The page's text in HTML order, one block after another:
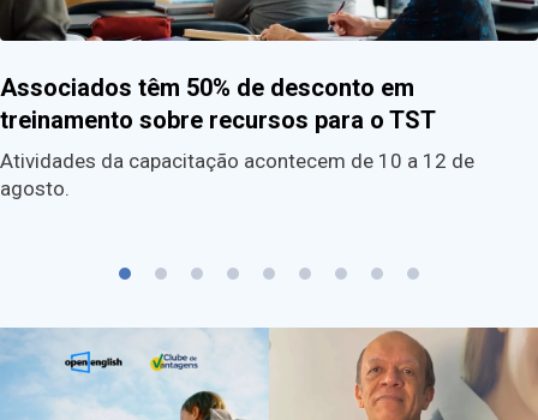
Associados têm 50% de desconto em
treinamento sobre recursos para o TST
Atividades da capacitação acontecem de 10 a 12 de
agosto.